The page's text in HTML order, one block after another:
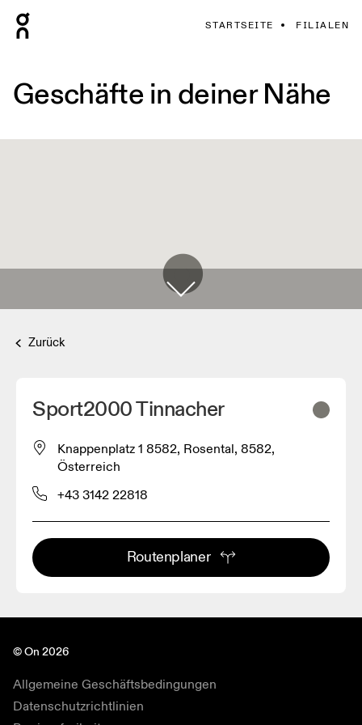
STARTSEITE FILIALEN
Geschäfte in deiner Nähe
Zurück
Sport2000 Tinnacher
Knappenplatz 1 8582, Rosental, 8582,
Österreich
+43 3142 22818
Routenplaner
© On 2026
Allgemeine Geschäftsbedingungen
Datenschutzrichtlinien